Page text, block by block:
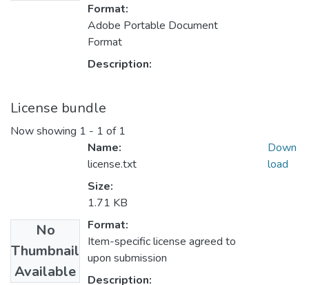
Format:
Adobe Portable Document
Format
Description:
License bundle
Now showing 1 - 1 of 1
No
Thumbnail
Available
Name:
license.txt
Size:
1.71 KB
Format:
Item-specific license agreed to
upon submission
Description:
Down
load